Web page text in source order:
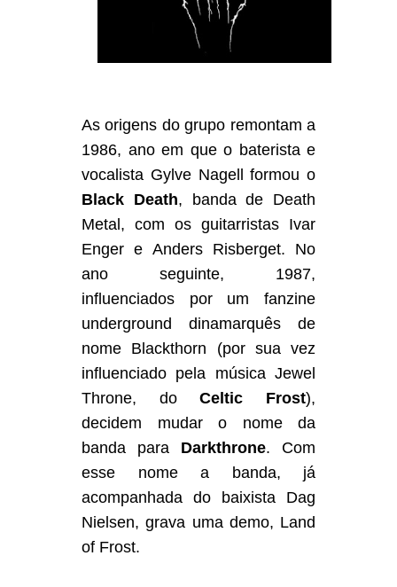
As origens do grupo remontam a
1986, ano em que o baterista e
vocalista Gylve Nagell formou o
Black Death, banda de Death
Metal, com os guitarristas Ivar
Enger e Anders Risberget. No
ano seguinte, 1987,
influenciados por um fanzine
underground dinamarquês de
nome Blackthorn (por sua vez
influenciado pela música Jewel
Throne, doCeltic Frost),
decidem mudar o nome da
banda para Darkthrone. Com
esse nome a banda, já
acompanhada do baixista Dag
Nielsen, grava uma demo, Land
of Frost.